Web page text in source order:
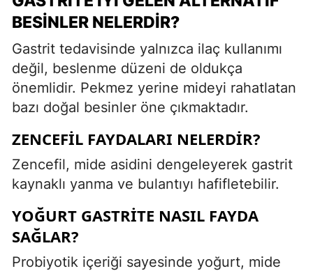
BESINLER NELERDIR?
Gastrit tedavisinde yalnızca ilaç kullanımı
değil, beslenme düzeni de oldukça
önemlidir. Pekmez yerine mideyi rahatlatan
bazı doğal besinler öne çıkmaktadır.
ZENCEFIL FAYDALARI NELERDIR?
Zencefil, mide asidini dengeleyerek gastrit
kaynaklı yanma ve bulantıyı hafifletebilir.
YOĞURT GASTRITE NASIL FAYDA
SAĞLAR?
Probiyotik içeriği sayesinde yoğurt, mide